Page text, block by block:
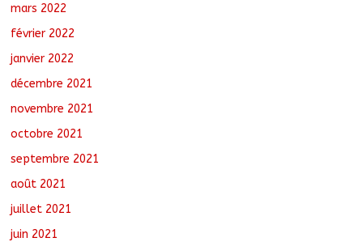
mars 2022
février 2022
janvier 2022
décembre 2021
novembre 2021
octobre 2021
septembre 2021
août 2021
juillet 2021
juin 2021